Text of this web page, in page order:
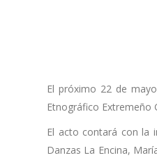
El próximo 22 de
Etnográfico Extremeño
El acto contará con la
Danzas La Encina,